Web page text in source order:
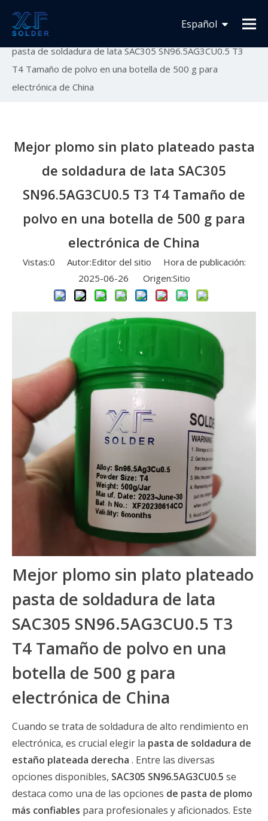
Español
Français
Usted está aquí:
de nuevo producto
Mejor plomo sin plato plateado
pasta de soldadura de lata SAC305 SN96.5AG3CU0.5 T3
T4 Tamaño de polvo en una botella de 500 g para
electrónica de China
Mejor plomo sin plato plateado pasta
de soldadura de lata SAC305
SN96.5AG3CU0.5 T3 T4 Tamaño de
polvo en una botella de 500 g para
electrónica de China
Vistas:0 Autor:Editor del sitio Hora de publicación:
2025-06-26 Origen:Sitio
Mejor plomo sin plato plateado
pasta de soldadura de lata
SAC305 SN96.5AG3CU0.5 T3
T4 Tamaño de polvo en una
botella de 500 g para
electrónica de China
Cuando se trata de soldadura de alto rendimiento en
electrónica, es crucial elegir la pasta de soldadura de
estaño plateada derecha . Entre las diversas
opciones disponibles, SAC305 SN96.5AG3CU0.5 se
destaca como una de las opciones de pasta de plomo
más confiables para profesionales y aficionados. Este